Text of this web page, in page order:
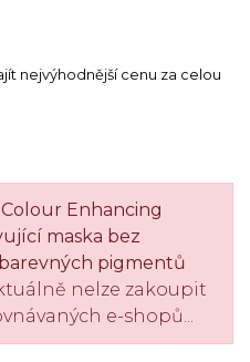
nejvýhodnější cenu za celou
Enhancing
maska bez
pigmentů
nelze zakoupit
e-shopů...